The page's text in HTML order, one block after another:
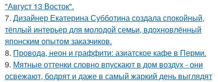
"Август 13 Восток".
7. Дизайнер Екатерина Субботина создала спокойный,
тёплый интерьер для молодой семьи, вдохновлённый
японским опытом заказчиков.
8. Провода, неон и граффити: азиатское кафе в Перми.
9. Мятные оттенки словно впускают в дом воздух - они
освежают, бодрят и даже в самый жаркий день выглядят